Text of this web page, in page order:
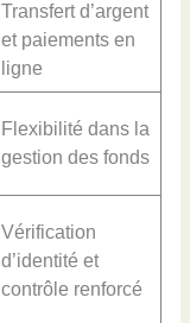
Transfert d’argent
et paiements en
ligne
Flexibilité dans la
gestion des fonds
Vérification
d’identité et
contrôle renforcé